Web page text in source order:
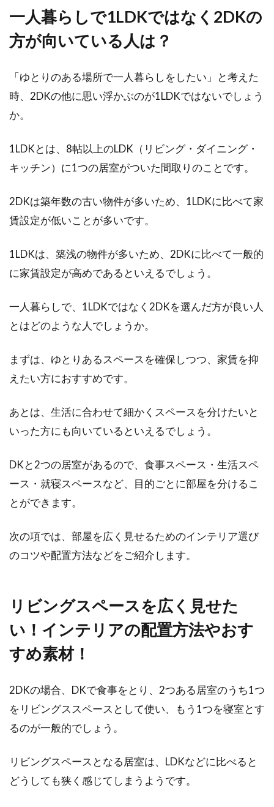
冬場の「窓からの冷気をなんとかしたい！」と
思いませんか？いくら暖房しても窓の近くは、
「冷え冷...
窓を開けて換気をしたい！安価で網
窓に付いていることの多い網戸ですが、網戸が
ない場合は取り付けを考えることもありますよ
家具選びと配置に注意！
暮らしをするためのアパート探しをする方はい
2DKで子育て！レイアウトのコツは
2DKの部屋を借りることもあるでしょう。この
の使い心地はどう？
暑い夏には必須アイテムになる冷房ですが、一
冬になると、部屋は暖房で温めているのに、窓
から「ヒヤー」っとした冷気を感じることはあ
りませんか。...
窓の隙間風対策はこれ！100均ショ
一人暮らしで1LDKではなく2DKの
方が向いている人は？
「ゆとりのある場所で一人暮らしをしたい」と考えた
時、2DKの他に思い浮かぶのが1LDKではないでしょう
か。
1LDKとは、8帖以上のLDK（リビング・ダイニング・
キッチン）に1つの居室がついた間取りのことです。
2DKは築年数の古い物件が多いため、1LDKに比べて家
賃設定が低いことが多いです。
1LDKは、築浅の物件が多いため、2DKに比べて一般的
に家賃設定が高めであるといえるでしょう。
一人暮らしで、1LDKではなく2DKを選んだ方が良い人
とはどのような人でしょうか。
まずは、ゆとりあるスペースを確保しつつ、家賃を抑
えたい方におすすめです。
あとは、生活に合わせて細かくスペースを分けたいと
いった方にも向いているといえるでしょう。
DKと2つの居室があるので、食事スペース・生活スペ
ース・就寝スペースなど、目的ごとに部屋を分けるこ
とができます。
次の項では、部屋を広く見せるためのインテリア選び
のコツや配置方法などをご紹介します。
リビングスペースを広く見せた
い！インテリアの配置方法やおす
すめ素材！
2DKの場合、DKで食事をとり、2つある居室のうち1つ
をリビングススペースとして使い、もう1つを寝室とす
るのが一般的でしょう。
リビングスペースとなる居室は、LDKなどに比べると
どうしても狭く感じてしまうようです。